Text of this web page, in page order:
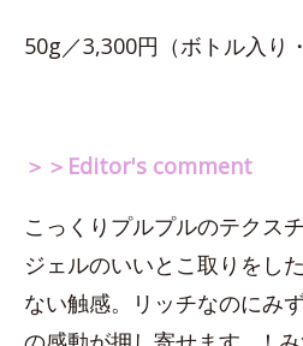
50g／3,300円（ボトル入り
＞＞Editor's comment
こっくりプルプルのテクス
ジェルのいいとこ取りをし
ない触感。リッチなのにみ